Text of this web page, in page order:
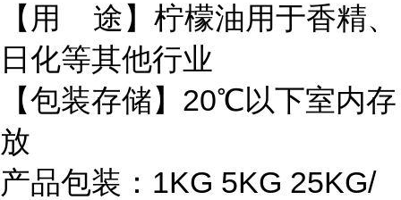
【用 途】柠檬油用于香精、
日化等其他行业
【包装存储】20℃以下室内存
放
产品包装：1KG 5KG 25KG/